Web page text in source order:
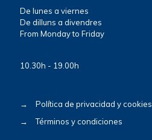
De lunes a viernes
De dilluns a divendres
From Monday to Friday
10.30h - 19.00h
→
Política de privacidad y cookies
→
Términos y condiciones